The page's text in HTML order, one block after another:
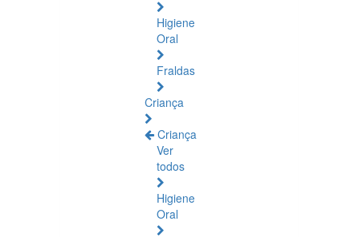
Higiene
Oral
Fraldas
Criança
Criança
Ver
todos
Higiene
Oral